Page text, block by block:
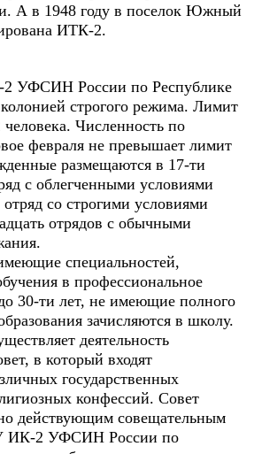
А в 1948 году в поселок Южный
ИТК-2.
УФСИН России по Республике
колонией строгого режима. Лимит
Численность по
февраля не превышает лимит
размещаются в 17-ти
с облегченными условиями
со строгими условиями
отрядов с обычными
специальностей,
в профессиональное
30-ти лет, не имеющие полного
зачисляются в школу.
деятельность
в который входят
государственных
конфессий. Совет
действующим совещательным
ИК-2 УФСИН России по